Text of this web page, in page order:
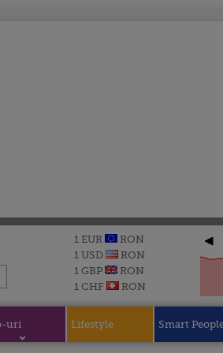
1 EUR
RON
1 USD
RON
1 GBP
RON
1 CHF
RON
uri Lifestyle Smart